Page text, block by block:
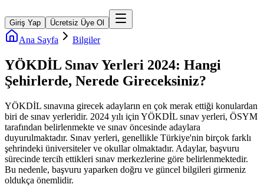
Giriş Yap Ücretsiz Üye Ol
Ana Sayfa Bilgiler
YÖKDİL Sınav Yerleri 2024: Hangi
Şehirlerde, Nerede Gireceksiniz?
YÖKDİL sınavına girecek adayların en çok merak ettiği konulardan
biri de sınav yerleridir. 2024 yılı için YÖKDİL sınav yerleri, ÖSYM
tarafından belirlenmekte ve sınav öncesinde adaylara
duyurulmaktadır. Sınav yerleri, genellikle Türkiye'nin birçok farklı
şehrindeki üniversiteler ve okullar olmaktadır. Adaylar, başvuru
sürecinde tercih ettikleri sınav merkezlerine göre belirlenmektedir.
Bu nedenle, başvuru yaparken doğru ve güncel bilgileri girmeniz
oldukça önemlidir.